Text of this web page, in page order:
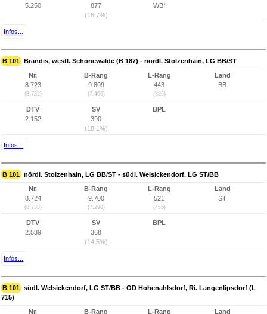
5.250
877
(16,7%)
WB*
Infos...
B 101 Brandis, westl. Schönewalde (B 187) - nördl. Stolzenhain, LG BB/ST
Nr.
8.723
(8.732)
B-Rang
9.809
(7.406)
L-Rang
443
(326)
Land
BB
DTV
2.152
SV
390
(18,1%)
BPL
Infos...
B 101 nördl. Stolzenhain, LG BB/ST - südl. Welsickendorf, LG ST/BB
Nr.
8.724
(8.733)
B-Rang
9.700
(7.298)
L-Rang
521
(455)
Land
ST
DTV
2.539
SV
368
(14,5%)
BPL
Infos...
B 101 südl. Welsickendorf, LG ST/BB - OD Hohenahlsdorf, Ri. Langenlipsdorf (L
715)
Nr. B-Rang L-Rang Land